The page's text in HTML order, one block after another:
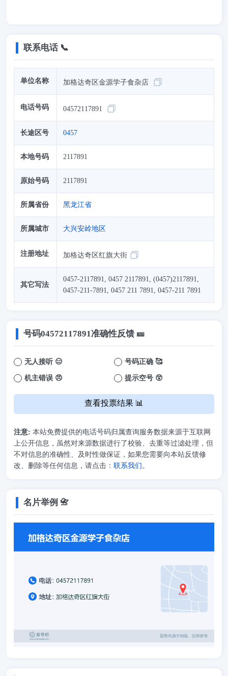
联系电话 📞
单位名称 加格达奇区金源学子食杂店
电话号码 04572117891
长途区号 0457
本地号码 2117891
原始号码 2117891
所属省份 黑龙江省
所属城市 大兴安岭地区
注册地址 加格达奇区红旗大街
其它写法
0457-2117891, 0457 2117891, (0457)2117891,
0457-211-7891, 0457 211 7891, 0457-211 7891
号码04572117891准确性反馈 🎫
无人接听 😑 号码正确 🥰
机主错误 😠 提示空号 😲
查看投票结果 📊
注意: 本站免费提供的电话号码归属查询服务数据来源于互联网
上公开信息，虽然对来源数据进行了校验、去重等过滤处理，但
不对信息的准确性、及时性做保证，如果您需要向本站反馈修
改、删除等任何信息，请点击： 联系我们 。
名片举例 📇